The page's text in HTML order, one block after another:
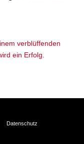
verblüffenden
ein Erfolg.
Datenschutz